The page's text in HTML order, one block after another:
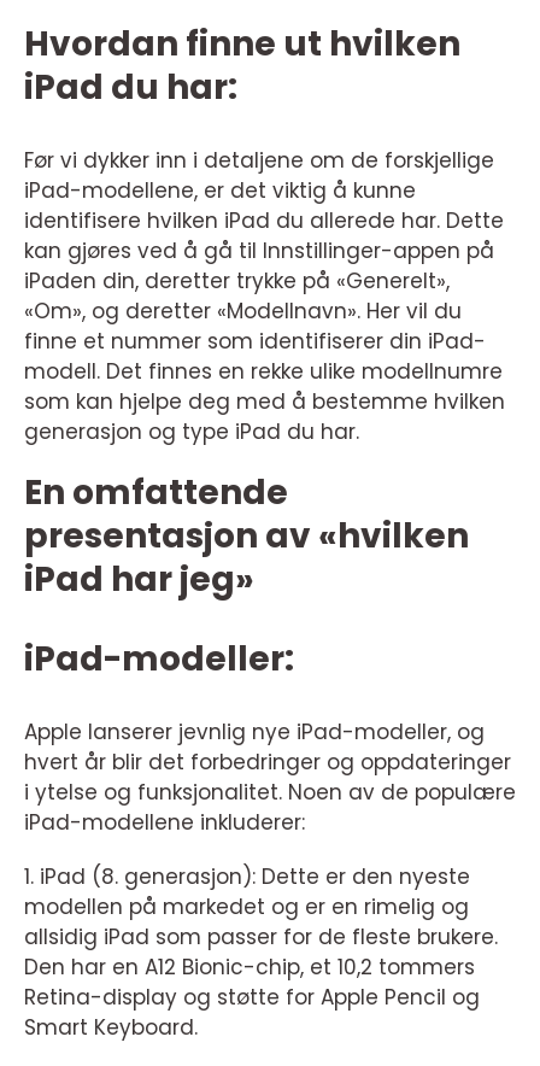
Hvordan finne ut hvilken
iPad du har:
Før vi dykker inn i detaljene om de forskjellige
iPad-modellene, er det viktig å kunne
identifisere hvilken iPad du allerede har. Dette
kan gjøres ved å gå til Innstillinger-appen på
iPaden din, deretter trykke på «Generelt»,
«Om», og deretter «Modellnavn». Her vil du
finne et nummer som identifiserer din iPad-
modell. Det finnes en rekke ulike modellnumre
som kan hjelpe deg med å bestemme hvilken
generasjon og type iPad du har.
En omfattende
presentasjon av «hvilken
iPad har jeg»
iPad-modeller:
Apple lanserer jevnlig nye iPad-modeller, og
hvert år blir det forbedringer og oppdateringer
i ytelse og funksjonalitet. Noen av de populære
iPad-modellene inkluderer:
1. iPad (8. generasjon): Dette er den nyeste
modellen på markedet og er en rimelig og
allsidig iPad som passer for de fleste brukere.
Den har en A12 Bionic-chip, et 10,2 tommers
Retina-display og støtte for Apple Pencil og
Smart Keyboard.